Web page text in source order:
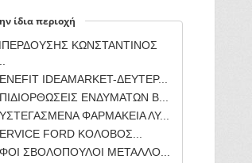
ίδια περιοχή
ΚΩΝΣΤΑΝΤΙΝΟΣ
IDEAMARKET-ΔΕΥΤΕΡ...
ΕΝΔΥΜΑΤΩΝ Β...
ΦΑΡΜΑΚΕΙΑ ΛΥ...
FORD ΚΟΛΟΒΟΣ...
ΣΒΟΛΟΠΟΥΛΟΙ ΜΕΤΑΛΛΟ...